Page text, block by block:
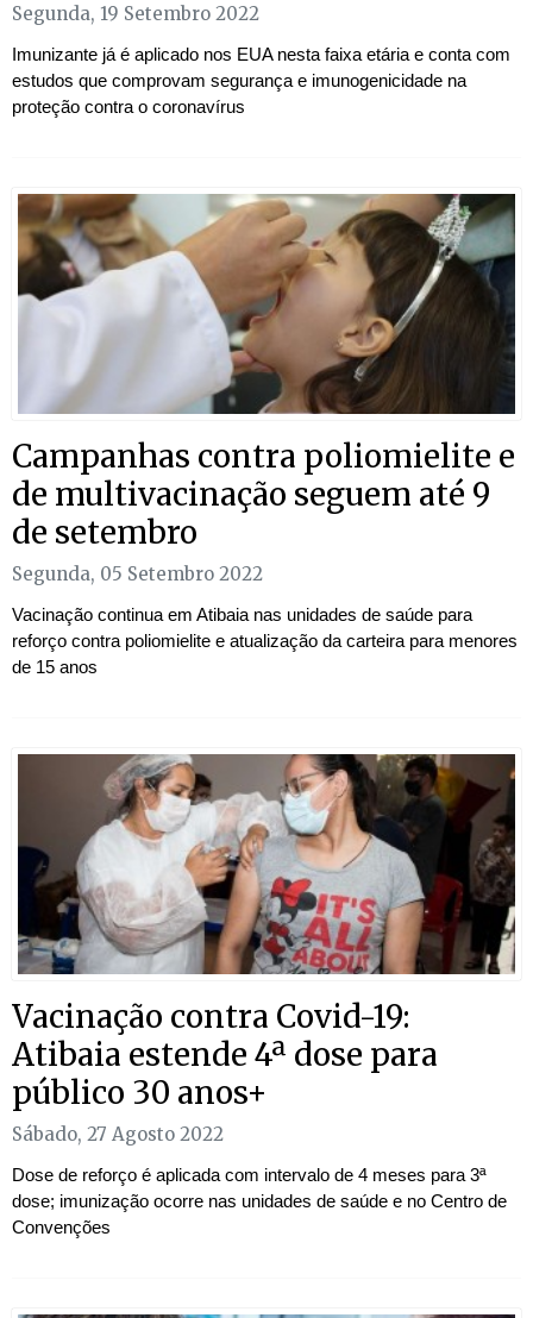
Segunda, 19 Setembro 2022
Imunizante já é aplicado nos EUA nesta faixa etária e conta com
estudos que comprovam segurança e imunogenicidade na
proteção contra o coronavírus
Campanhas contra poliomielite e
de multivacinação seguem até 9
de setembro
Segunda, 05 Setembro 2022
Vacinação continua em Atibaia nas unidades de saúde para
reforço contra poliomielite e atualização da carteira para menores
de 15 anos
Vacinação contra Covid-19:
Atibaia estende 4ª dose para
público 30 anos+
Sábado, 27 Agosto 2022
Dose de reforço é aplicada com intervalo de 4 meses para 3ª
dose; imunização ocorre nas unidades de saúde e no Centro de
Convenções